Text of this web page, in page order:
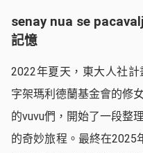
senay nua se
記憶
2022年夏天，東大人社
字架瑪利德蘭基金會的修
的vuvu們，開始了一段整
的奇妙旅程。最終在2025